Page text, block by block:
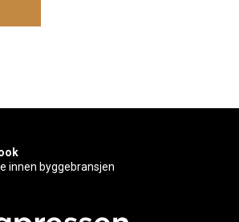
innen byggebransjen